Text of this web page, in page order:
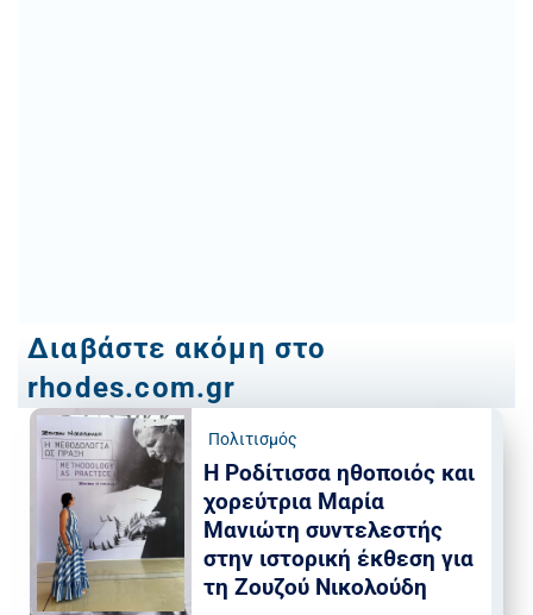
Διαβάστε ακόμη στο
rhodes.com.gr
Πολιτισμός
Η Ροδίτισσα ηθοποιός και
χορεύτρια Μαρία
Μανιώτη συντελεστής
στην ιστορική έκθεση για
τη Ζουζού Νικολούδη